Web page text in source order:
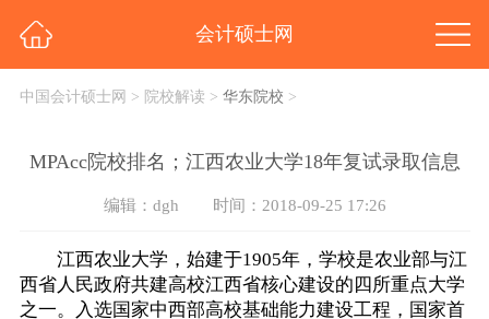
会计硕士网
中国会计硕士网 > 院校解读 > 华东院校 >
MPAcc院校排名；江西农业大学18年复试录取信息
编辑：dgh 时间：2018-09-25 17:26
江西农业大学，始建于1905年，学校是农业部与江
西省人民政府共建高校江西省核心建设的四所重点大学
之一。入选国家中西部高校基础能力建设工程，国家首